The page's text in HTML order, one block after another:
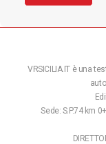
VRSICILIA.IT è una
Sede: S.P.74 km